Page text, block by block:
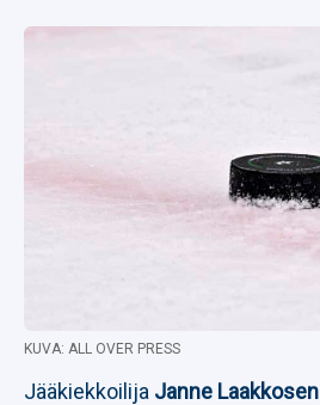
KUVA: ALL OVER PRESS
Jääkiekkoilija Janne Laakkosen